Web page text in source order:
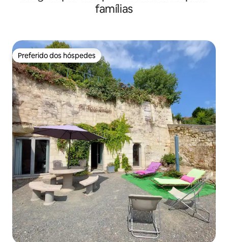
famílias
Preferido dos hóspedes
Preferido dos hóspedes